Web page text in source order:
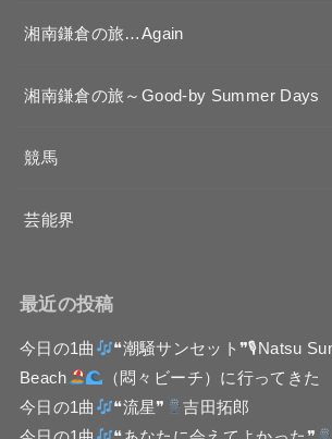
湘南鎌倉の旅…Again
湘南鎌倉の旅～Good-by Summer Days
競馬
芸能界
最近の投稿
今日の1曲 ❝潮騒サンセット❞🎙Natsu
Beach
（悶々ビーチ）に行ってきた
今日の1曲
❝流星❞
吉田拓郎